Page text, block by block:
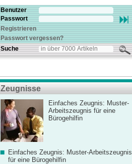
Benutzer
Passwort
Registrieren
Passwort vergessen?
Suche
Zeugnisse
Einfaches Zeugnis: Muster-
Arbeitszeugnis für eine
Bürogehilfin
Einfaches Zeugnis: Muster-Arbeitszeugnis
für eine Bürogehilfin